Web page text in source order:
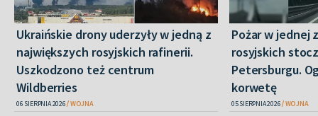
Ukraińskie drony uderzyły w jedną z
największych rosyjskich rafinerii.
Uszkodzono też centrum
Wildberries
06 SIERPNIA 2026 WOJNA
Pożar w jednej
rosyjskich
Petersburgu.
korwetę
05 SIERPNIA 2026 WOJNA